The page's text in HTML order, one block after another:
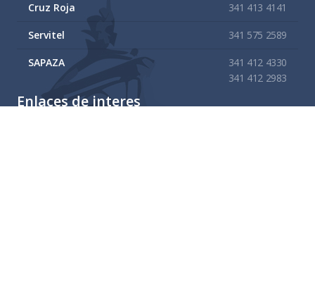
Cruz Roja 341 413 4141
Servitel 341 575 2589
SAPAZA
341 412 4330
341 412 2983
Enlaces de interes